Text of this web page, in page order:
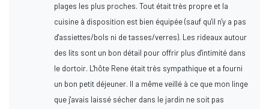
plages les plus proches. Tout était très propre et la
cuisine à disposition est bien équipée (sauf qu'il n'y a pas
d'assiettes/bols ni de tasses/verres). Les rideaux autour
des lits sont un bon détail pour offrir plus d'intimité dans
le dortoir. L'hôte Rene était très sympathique et a fourni
un bon petit déjeuner. Il a même veillé à ce que mon linge
que j'avais laissé sécher dans le jardin ne soit pas